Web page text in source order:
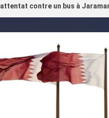
contre un bus à
2
Le Hamas transférerait une
de ses opérations du Qatar
Turquie